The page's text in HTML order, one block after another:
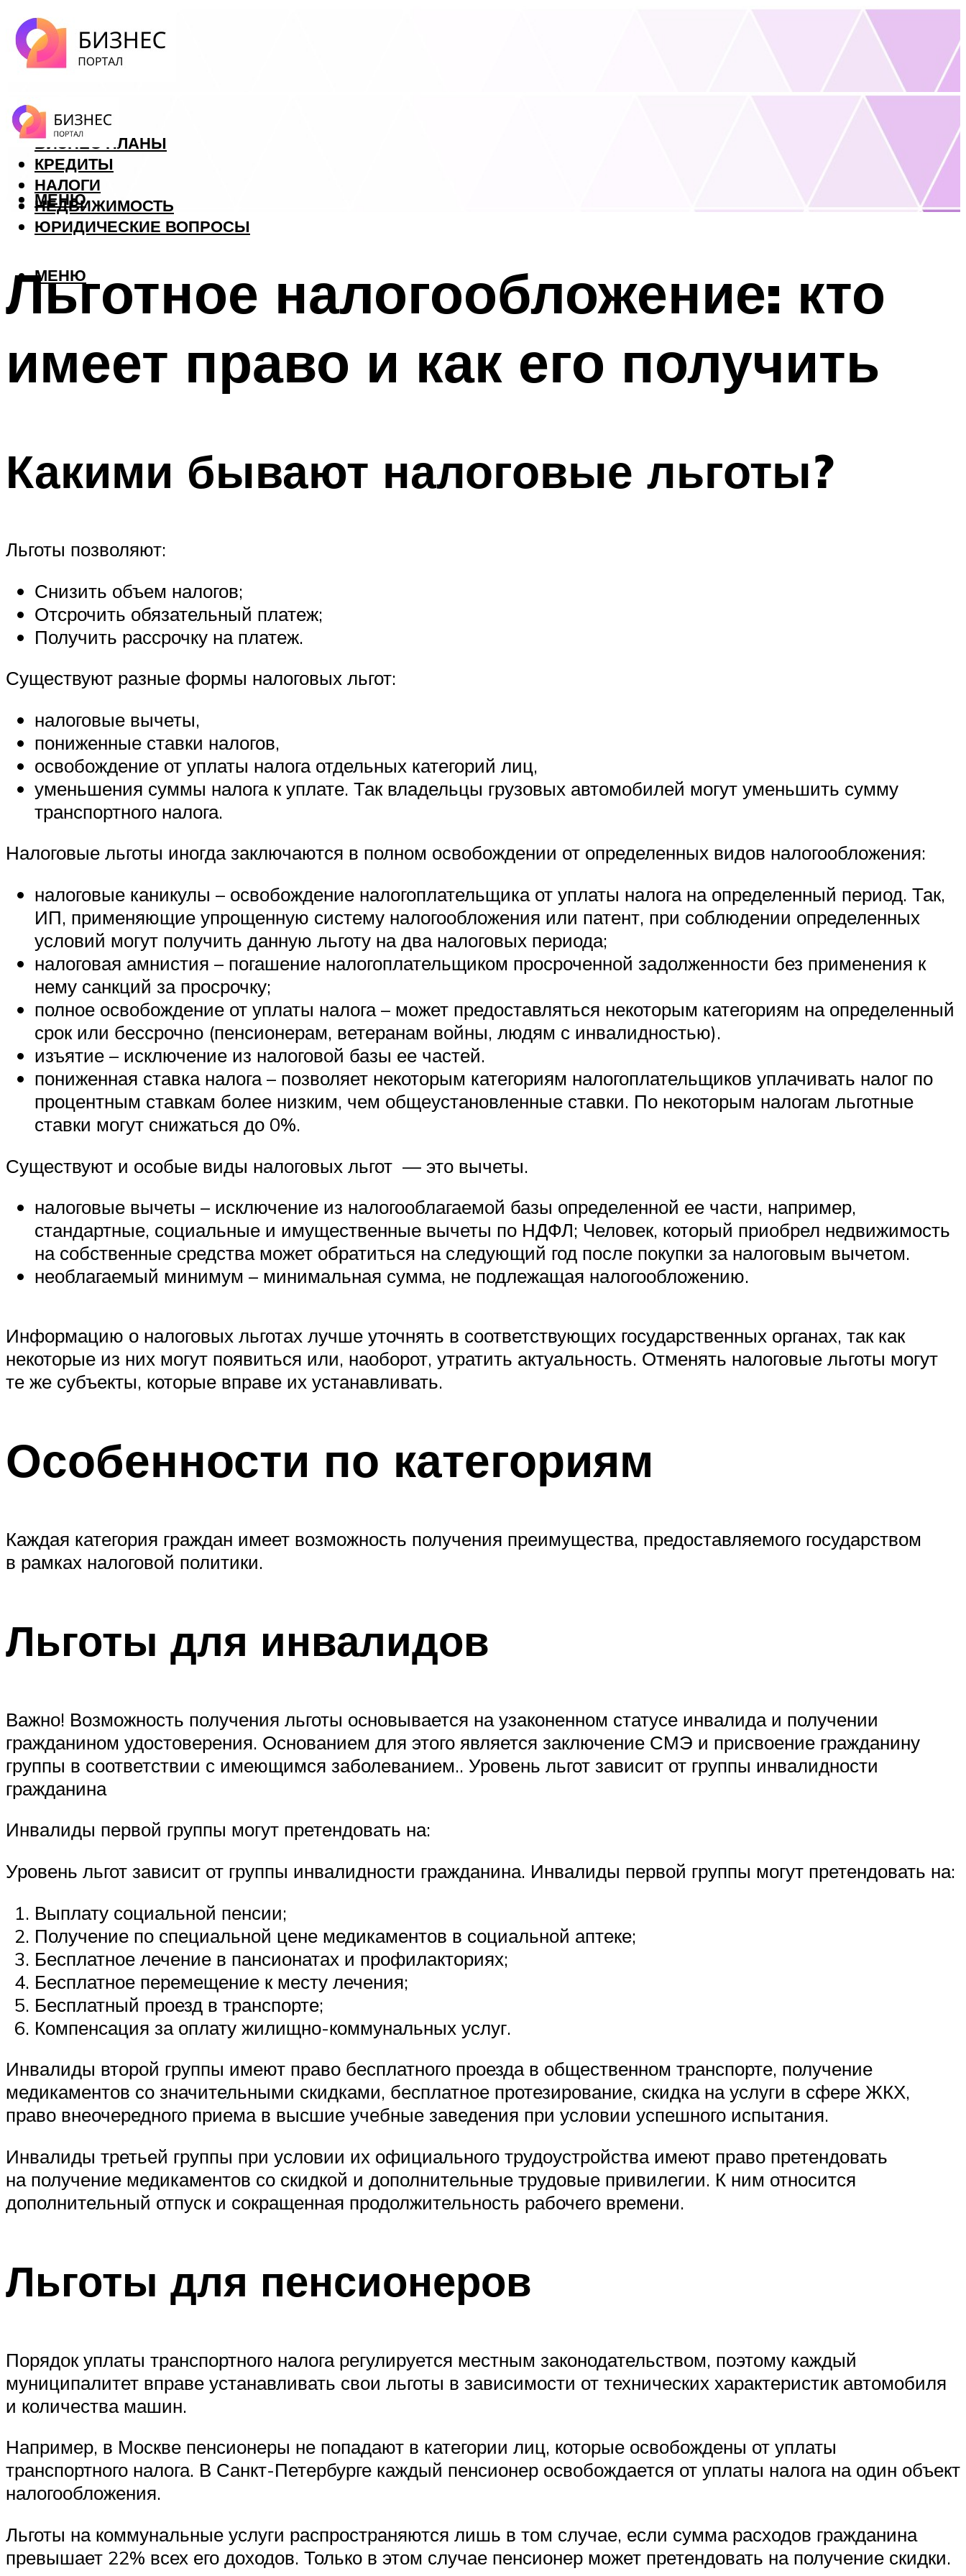
ФОРЕКС
БИЗНЕС ПЛАНЫ
КРЕДИТЫ
НАЛОГИ
НЕДВИЖИМОСТЬ
ЮРИДИЧЕСКИЕ ВОПРОСЫ
МЕНЮ
МЕНЮ
Льготное налогообложение: кто
имеет право и как его получить
Какими бывают налоговые льготы?
Льготы позволяют:
Снизить объем налогов;
Отсрочить обязательный платеж;
Получить рассрочку на платеж.
Существуют разные формы налоговых льгот:
налоговые вычеты,
пониженные ставки налогов,
освобождение от уплаты налога отдельных категорий лиц,
уменьшения суммы налога к уплате. Так владельцы грузовых автомобилей могут уменьшить сумму
транспортного налога.
Налоговые льготы иногда заключаются в полном освобождении от определенных видов налогообложения:
налоговые каникулы – освобождение налогоплательщика от уплаты налога на определенный период. Так,
ИП, применяющие упрощенную систему налогообложения или патент, при соблюдении определенных
условий могут получить данную льготу на два налоговых периода;
налоговая амнистия – погашение налогоплательщиком просроченной задолженности без применения к
нему санкций за просрочку;
полное освобождение от уплаты налога – может предоставляться некоторым категориям на определенный
срок или бессрочно (пенсионерам, ветеранам войны, людям с инвалидностью).
изъятие – исключение из налоговой базы ее частей.
пониженная ставка налога – позволяет некоторым категориям налогоплательщиков уплачивать налог по
процентным ставкам более низким, чем общеустановленные ставки. По некоторым налогам льготные
ставки могут снижаться до 0%.
Существуют и особые виды налоговых льгот — это вычеты.
налоговые вычеты – исключение из налогооблагаемой базы определенной ее части, например,
стандартные, социальные и имущественные вычеты по НДФЛ; Человек, который приобрел недвижимость
на собственные средства может обратиться на следующий год после покупки за налоговым вычетом.
необлагаемый минимум – минимальная сумма, не подлежащая налогообложению.
Информацию о налоговых льготах лучше уточнять в соответствующих государственных органах, так как
некоторые из них могут появиться или, наоборот, утратить актуальность. Отменять налоговые льготы могут
те же субъекты, которые вправе их устанавливать.
Особенности по категориям
Каждая категория граждан имеет возможность получения преимущества, предоставляемого государством
в рамках налоговой политики.
Льготы для инвалидов
Важно! Возможность получения льготы основывается на узаконенном статусе инвалида и получении
гражданином удостоверения. Основанием для этого является заключение СМЭ и присвоение гражданину
группы в соответствии с имеющимся заболеванием.. Уровень льгот зависит от группы инвалидности
гражданина
Инвалиды первой группы могут претендовать на:
Уровень льгот зависит от группы инвалидности гражданина. Инвалиды первой группы могут претендовать на:
Выплату социальной пенсии;
Получение по специальной цене медикаментов в социальной аптеке;
Бесплатное лечение в пансионатах и профилакториях;
Бесплатное перемещение к месту лечения;
Бесплатный проезд в транспорте;
Компенсация за оплату жилищно-коммунальных услуг.
Инвалиды второй группы имеют право бесплатного проезда в общественном транспорте, получение
медикаментов со значительными скидками, бесплатное протезирование, скидка на услуги в сфере ЖКХ,
право внеочередного приема в высшие учебные заведения при условии успешного испытания.
Инвалиды третьей группы при условии их официального трудоустройства имеют право претендовать
на получение медикаментов со скидкой и дополнительные трудовые привилегии. К ним относится
дополнительный отпуск и сокращенная продолжительность рабочего времени.
Льготы для пенсионеров
Порядок уплаты транспортного налога регулируется местным законодательством, поэтому каждый
муниципалитет вправе устанавливать свои льготы в зависимости от технических характеристик автомобиля
и количества машин.
Например, в Москве пенсионеры не попадают в категории лиц, которые освобождены от уплаты
транспортного налога. В Санкт-Петербурге каждый пенсионер освобождается от уплаты налога на один объект
налогообложения.
Льготы на коммунальные услуги распространяются лишь в том случае, если сумма расходов гражданина
превышает 22% всех его доходов. Только в этом случае пенсионер может претендовать на получение скидки.